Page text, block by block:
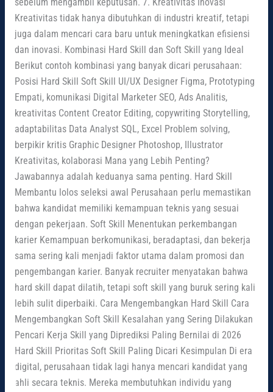
sebelum mengambil keputusan. 7. Kreativitas Inovasi
Kreativitas tidak hanya dibutuhkan di industri kreatif, tetapi
juga dalam mencari cara baru untuk meningkatkan efisiensi
dan inovasi. Kombinasi Hard Skill dan Soft Skill yang Ideal
Berikut contoh kombinasi yang banyak dicari perusahaan:
Posisi Hard Skill Soft Skill UI/UX Designer Figma, Prototyping
Empati, komunikasi Digital Marketer SEO, Ads Analitis,
kreativitas Content Creator Editing, copywriting Storytelling,
adaptabilitas Data Analyst SQL, Excel Problem solving,
berpikir kritis Graphic Designer Photoshop, Illustrator
Kreativitas, kolaborasi Mana yang Lebih Penting?
Jawabannya adalah keduanya sama penting. Hard Skill
Membantu lolos seleksi awal Perusahaan perlu memastikan
bahwa kandidat memiliki kemampuan teknis yang sesuai
dengan pekerjaan. Soft Skill Menentukan perkembangan
karier Kemampuan berkomunikasi, beradaptasi, dan bekerja
sama sering kali menjadi faktor utama dalam promosi dan
pengembangan karier. Banyak recruiter menyatakan bahwa
hard skill dapat dilatih, tetapi soft skill yang buruk sering kali
lebih sulit diperbaiki. Cara Mengembangkan Hard Skill Cara
Mengembangkan Soft Skill Kesalahan yang Sering Dilakukan
Pencari Kerja Skill yang Diprediksi Paling Bernilai di 2026
Hard Skill Prioritas Soft Skill Paling Dicari Kesimpulan Di era
digital, perusahaan tidak lagi hanya mencari kandidat yang
ahli secara teknis. Mereka membutuhkan individu yang